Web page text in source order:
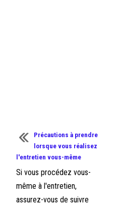
Précautions à prendre
lorsque vous réalisez
l'entretien vous-même
Si vous procédez vous-
même à l'entretien,
assurez-vous de suivre